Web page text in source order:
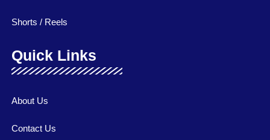
Shorts / Reels
Quick Links
About Us
Contact Us